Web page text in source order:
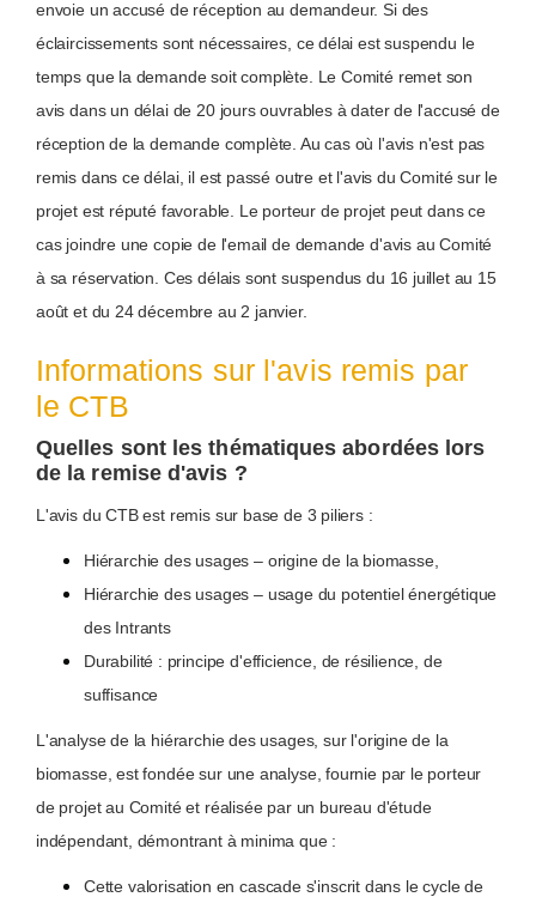
envoie un accusé de réception au demandeur. Si des
éclaircissements sont nécessaires, ce délai est suspendu le
temps que la demande soit complète. Le Comité remet son
avis dans un délai de 20 jours ouvrables à dater de l'accusé de
réception de la demande complète. Au cas où l'avis n'est pas
remis dans ce délai, il est passé outre et l'avis du Comité sur le
projet est réputé favorable. Le porteur de projet peut dans ce
cas joindre une copie de l'email de demande d'avis au Comité
à sa réservation. Ces délais sont suspendus du 16 juillet au 15
août et du 24 décembre au 2 janvier.
Informations sur l'avis remis par
le CTB
Quelles sont les thématiques abordées lors
de la remise d'avis ?
L'avis du CTB est remis sur base de 3 piliers :
Hiérarchie des usages – origine de la biomasse,
Hiérarchie des usages – usage du potentiel énergétique
des Intrants
Durabilité : principe d'efficience, de résilience, de
suffisance
L'analyse de la hiérarchie des usages, sur l'origine de la
biomasse, est fondée sur une analyse, fournie par le porteur
de projet au Comité et réalisée par un bureau d'étude
indépendant, démontrant à minima que :
Cette valorisation en cascade s'inscrit dans le cycle de